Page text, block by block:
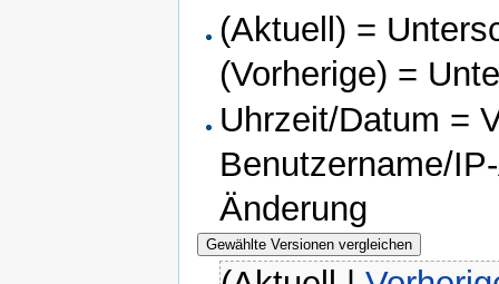
(Aktuell) =
(Vorherige) =
Uhrzeit/Datum =
Benutzername/
Änderung